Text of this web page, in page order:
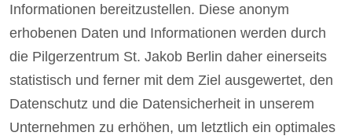
Informationen bereitzustellen. Diese anonym
erhobenen Daten und Informationen werden durch
die Pilgerzentrum St. Jakob Berlin daher einerseits
statistisch und ferner mit dem Ziel ausgewertet, den
Datenschutz und die Datensicherheit in unserem
Unternehmen zu erhöhen, um letztlich ein optimales